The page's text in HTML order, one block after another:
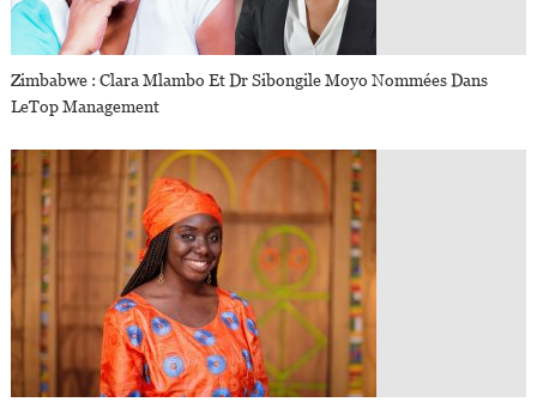
Zimbabwe : Clara Mlambo Et Dr Sibongile Moyo Nommées Dans
LeTop Management